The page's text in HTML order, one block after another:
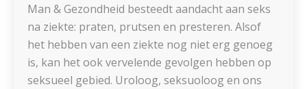
Man & Gezondheid besteedt aandacht aan seks
na ziekte: praten, prutsen en presteren. Alsof
het hebben van een ziekte nog niet erg genoeg
is, kan het ook vervelende gevolgen hebben op
seksueel gebied. Uroloog, seksuoloog en ons